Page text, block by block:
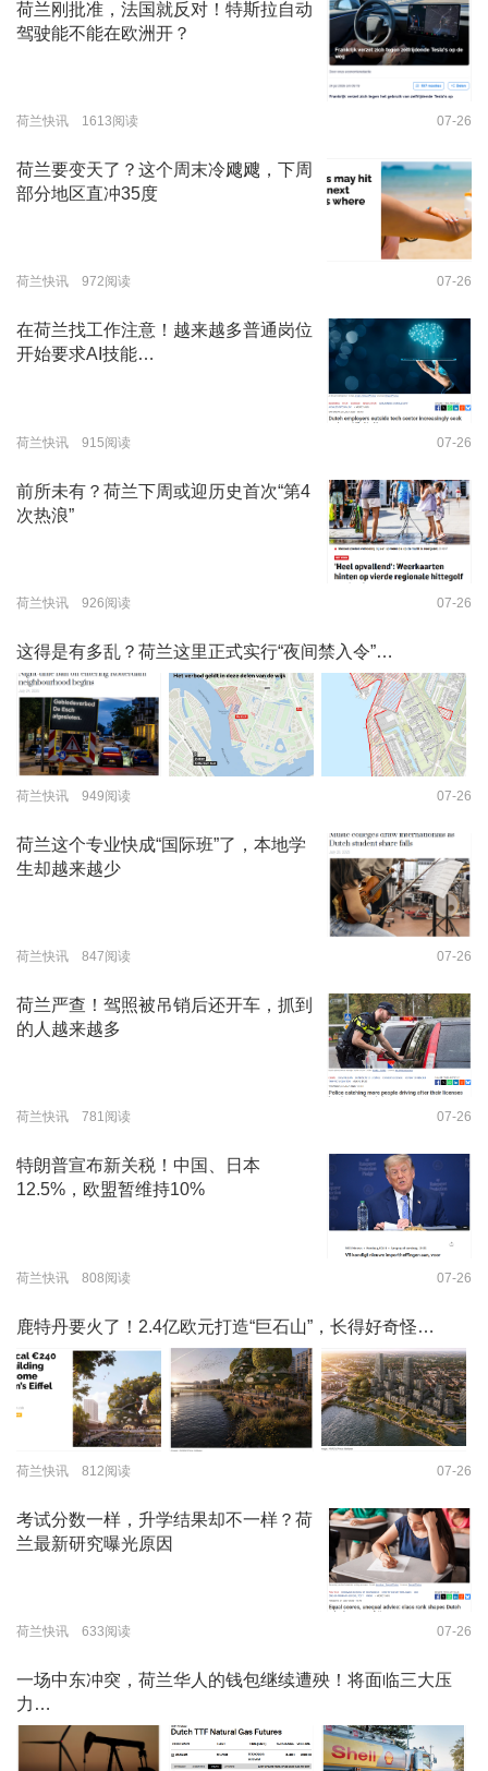
荷兰刚批准，法国就反对！特斯拉自动
驾驶能不能在欧洲开？
荷兰快讯 1613阅读 07-26
荷兰要变天了？这个周末冷飕飕，下周
部分地区直冲35度
荷兰快讯 972阅读 07-26
在荷兰找工作注意！越来越多普通岗位
开始要求AI技能…
荷兰快讯 915阅读 07-26
前所未有？荷兰下周或迎历史首次“第4
次热浪”
荷兰快讯 926阅读 07-26
这得是有多乱？荷兰这里正式实行“夜间禁入令”…
荷兰快讯 949阅读 07-26
荷兰这个专业快成“国际班”了，本地学
生却越来越少
荷兰快讯 847阅读 07-26
荷兰严查！驾照被吊销后还开车，抓到
的人越来越多
荷兰快讯 781阅读 07-26
特朗普宣布新关税！中国、日本
12.5%，欧盟暂维持10%
荷兰快讯 808阅读 07-26
鹿特丹要火了！2.4亿欧元打造“巨石山”，长得好奇怪…
荷兰快讯 812阅读 07-26
考试分数一样，升学结果却不一样？荷
兰最新研究曝光原因
荷兰快讯 633阅读 07-26
一场中东冲突，荷兰华人的钱包继续遭殃！将面临三大压
力…